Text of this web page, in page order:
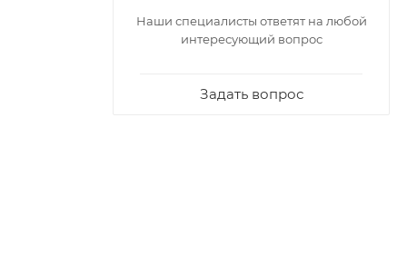
Наши специалисты ответят на любой
интересующий вопрос
Задать вопрос